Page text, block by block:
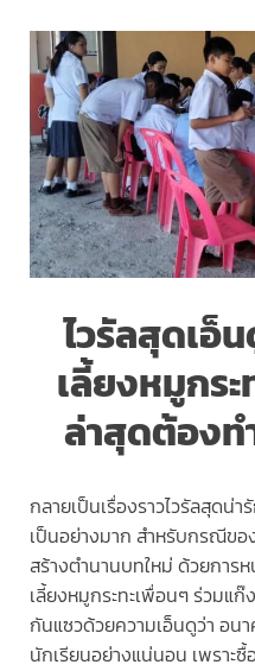
ไวรัลสุดเอ็
เลี้ยงหมูกร
ล่าสุดต้องท
กลายเป็นเรื่องราวไวรัลสุดน่
เป็นอย่างมาก สำหรับกรณีขอ
สร้างตำนานบทใหม่ ด้วยการ
เลี้ยงหมูกระทะเพื่อนๆ ร่วมแ
กันแซวด้วยความเอ็นดูว่า อน
นักเรียนอย่างแน่นอน เพราะซื้